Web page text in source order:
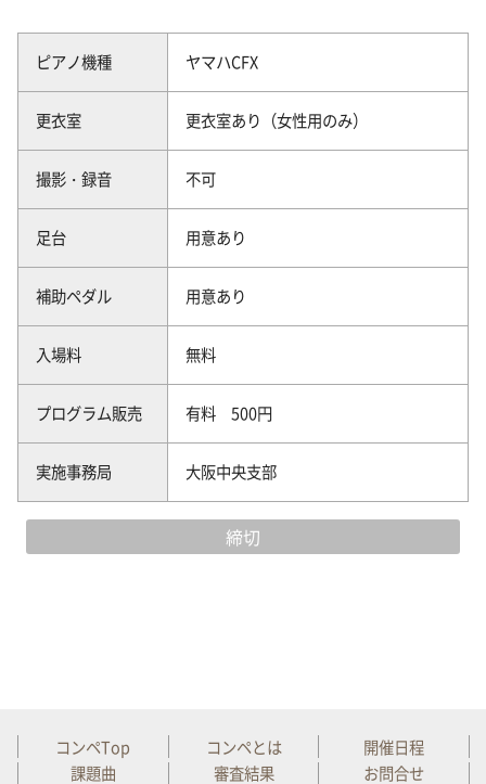
ピアノ機種 ヤマハCFX
更衣室 更衣室あり（女性用のみ）
撮影・録音 不可
足台 用意あり
補助ペダル 用意あり
入場料 無料
プログラム販売 有料 500円
実施事務局 大阪中央支部
締切
コンペTop コンペとは
開催日程
課題曲
審査結果 お問合せ